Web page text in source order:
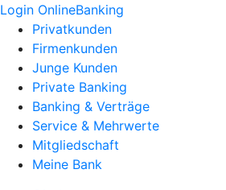
Login OnlineBanking
Privatkunden
Firmenkunden
Junge Kunden
Private Banking
Banking & Verträge
Service & Mehrwerte
Mitgliedschaft
Meine Bank